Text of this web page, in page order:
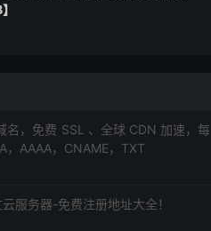
名，免费 SSL 、全球 CDN 加速，每
，AAAA，CNAME，TXT
服务器-免费注册地址大全！